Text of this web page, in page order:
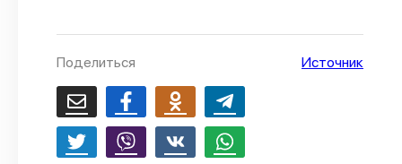
Поделиться Источник